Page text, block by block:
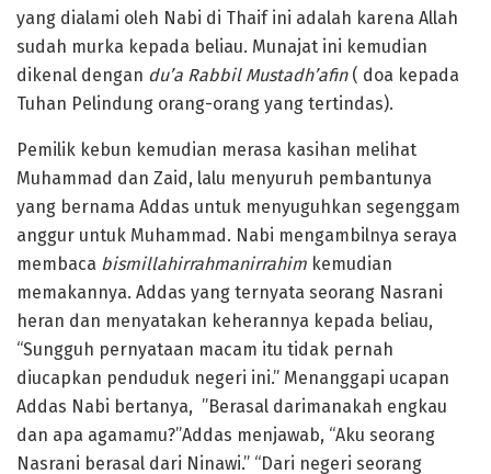
yang dialami oleh Nabi di Thaif ini adalah karena Allah
sudah murka kepada beliau. Munajat ini kemudian
dikenal dengan du’a Rabbil Mustadh’afin( doa kepada
Tuhan Pelindung orang-orang yang tertindas).
Pemilik kebun kemudian merasa kasihan melihat
Muhammad dan Zaid, lalu menyuruh pembantunya
yang bernama Addas untuk menyuguhkan segenggam
anggur untuk Muhammad. Nabi mengambilnya seraya
membaca bismillahirrahmanirrahim kemudian
memakannya. Addas yang ternyata seorang Nasrani
heran dan menyatakan keherannya kepada beliau,
“Sungguh pernyataan macam itu tidak pernah
diucapkan penduduk negeri ini.” Menanggapi ucapan
Addas Nabi bertanya, ”Berasal darimanakah engkau
dan apa agamamu?”Addas menjawab, “Aku seorang
Nasrani berasal dari Ninawi.” “Dari negeri seorang